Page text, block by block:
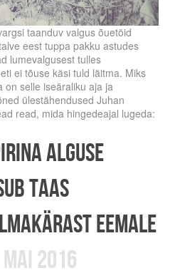
taanduv valgus õuetöid
eest tuppa pakku astudes
lumevalgusest tulles
ei tõuse käsi tuld läitma. Miks
on selle iseäraliku aja ja
ülestähendused Juhan
read, mida hingedeajal lugeda:
Alguse
taas
eemale
2016